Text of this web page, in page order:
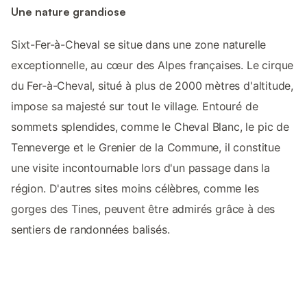
Une nature grandiose
Sixt-Fer-à-Cheval se situe dans une zone naturelle
exceptionnelle, au cœur des Alpes françaises. Le cirque
du Fer-à-Cheval, situé à plus de 2000 mètres d'altitude,
impose sa majesté sur tout le village. Entouré de
sommets splendides, comme le Cheval Blanc, le pic de
Tenneverge et le Grenier de la Commune, il constitue
une visite incontournable lors d'un passage dans la
région. D'autres sites moins célèbres, comme les
gorges des Tines, peuvent être admirés grâce à des
sentiers de randonnées balisés.